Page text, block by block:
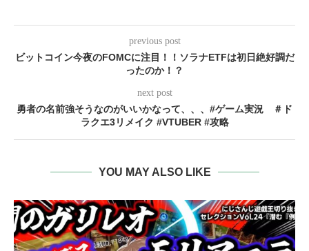
previous post
ビットコイン今夜のFOMCに注目！！ソラナETFは初日絶好調だ
ったのか！？
next post
勇者の名前強そうなのがいいかなって、、、#ゲーム実況 ＃ド
ラクエ3リメイク #VTUBER #攻略
YOU MAY ALSO LIKE